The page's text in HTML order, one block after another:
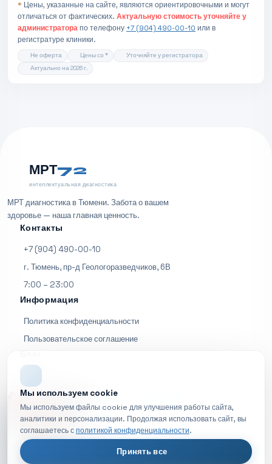
* Цены, указанные на сайте, являются ориентировочными и могут
отличаться от фактических. Актуальную стоимость уточняйте у
администратора по телефону +7 (904) 490-00-10 или в
регистратуре клиники.
Не оферта Цены со *
Уточняйте у регистратора
Актуально на 2026 г.
МРТ72
интеллектуальная диагностика
МРТ диагностика в Тюмени. Забота о вашем
здоровье — наша главная ценность.
Контакты
+7 (904) 490-00-10
г. Тюмень, пр-д Геологоразведчиков, 6В
7:00 – 23:00
Информация
Политика конфиденциальности
Пользовательское соглашение
4.8 (127 отзывов)| Отзывы на Яндекс Картах
4.9 (678 отзывов)|2Гис - Отзывы
Мы используем cookie
Мы используем файлы cookie для улучшения работы сайта,
аналитики и персонализации. Продолжая использовать сайт, вы
соглашаетесь сполитикой конфиденциальности.
Принять все